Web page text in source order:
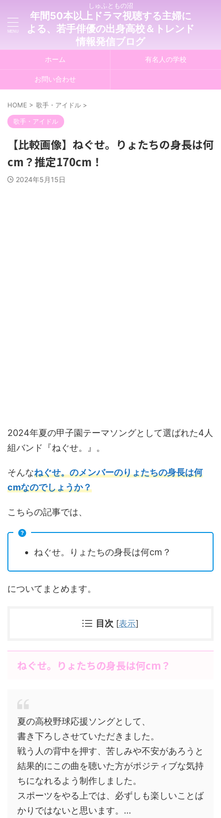
しゅふともの沼
年間50本以上ドラマ視聴する主婦に
よる、若手俳優の出身高校＆トレンド
情報発信ブログ
ホーム 有名人の学校
お問い合わせ
HOME > 歌手・アイドル >
歌手・アイドル
【比較画像】ねぐせ。りょたちの身長は何
cm？推定170cm！
2024年5月15日
2024年夏の甲子園テーマソングとして選ばれた4人
組バンド『ねぐせ。』。
そんなねぐせ。のメンバーのりょたちの身長は何
cmなのでしょうか？
こちらの記事では、
ねぐせ。りょたちの身長は何cm？
についてまとめます。
目次 [表示]
ねぐせ。りょたちの身長は何cm？
夏の高校野球応援ソングとして、
書き下ろしさせていただきました。
戦う人の背中を押す、苦しみや不安があろうと
結果的にこの曲を聴いた方がポジティブな気持
ちになれるよう制作しました。
スポーツをやる上では、必ずしも楽しいことば
かりではないと思います。…